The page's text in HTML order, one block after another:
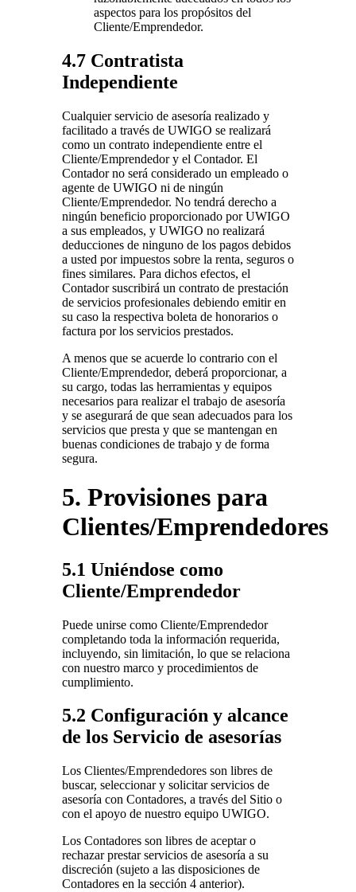
aspectos para los propósitos del
Cliente/Emprendedor.
4.7 Contratista
Independiente
Cualquier servicio de asesoría realizado y
facilitado a través de UWIGO se realizará
como un contrato independiente entre el
Cliente/Emprendedor y el Contador. El
Contador no será considerado un empleado o
agente de UWIGO ni de ningún
Cliente/Emprendedor. No tendrá derecho a
ningún beneficio proporcionado por UWIGO
a sus empleados, y UWIGO no realizará
deducciones de ninguno de los pagos debidos
a usted por impuestos sobre la renta, seguros o
fines similares. Para dichos efectos, el
Contador suscribirá un contrato de prestación
de servicios profesionales debiendo emitir en
su caso la respectiva boleta de honorarios o
factura por los servicios prestados.
A menos que se acuerde lo contrario con el
Cliente/Emprendedor, deberá proporcionar, a
su cargo, todas las herramientas y equipos
necesarios para realizar el trabajo de asesoría
y se asegurará de que sean adecuados para los
servicios que presta y que se mantengan en
buenas condiciones de trabajo y de forma
segura.
5. Provisiones para
Clientes/Emprendedores
5.1 Uniéndose como
Cliente/Emprendedor
Puede unirse como Cliente/Emprendedor
completando toda la información requerida,
incluyendo, sin limitación, lo que se relaciona
con nuestro marco y procedimientos de
cumplimiento.
5.2 Configuración y alcance
de los Servicio de asesorías
Los Clientes/Emprendedores son libres de
buscar, seleccionar y solicitar servicios de
asesoría con Contadores, a través del Sitio o
con el apoyo de nuestro equipo UWIGO.
Los Contadores son libres de aceptar o
rechazar prestar servicios de asesoría a su
discreción (sujeto a las disposiciones de
Contadores en la sección 4 anterior).